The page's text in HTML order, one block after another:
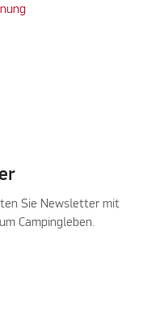
Sie Newsletter mit
Campingleben.